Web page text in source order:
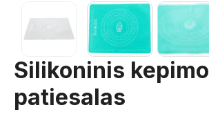
Silikoninis kepimo
patiesalas